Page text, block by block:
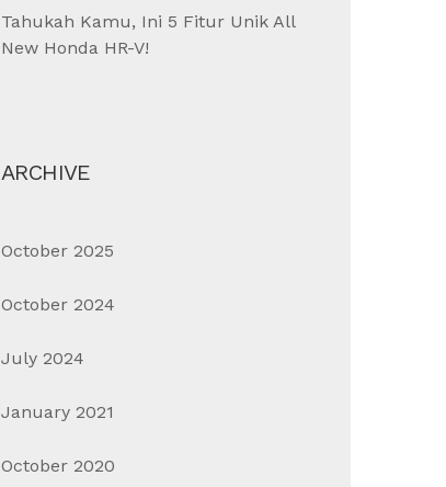
Tahukah Kamu, Ini 5 Fitur Unik All
New Honda HR-V!
ARCHIVE
October 2025
October 2024
July 2024
January 2021
October 2020